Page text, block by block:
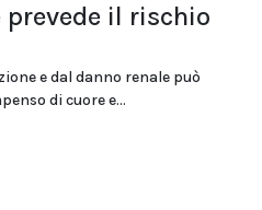
prevede il rischio
e dal danno renale può
di cuore e...